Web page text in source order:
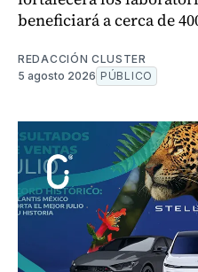
beneficiará a cerca de
REDACCIÓN CLUSTER
5 agosto 2026 PÚBLICO